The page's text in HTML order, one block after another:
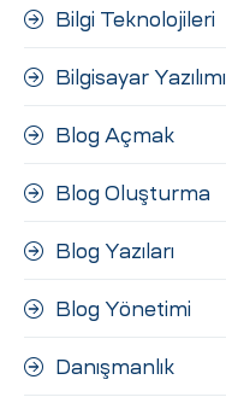
Bilgi Teknolojileri
Bilgisayar Yazılımı
Blog Açmak
Blog Oluşturma
Blog Yazıları
Blog Yönetimi
Danışmanlık